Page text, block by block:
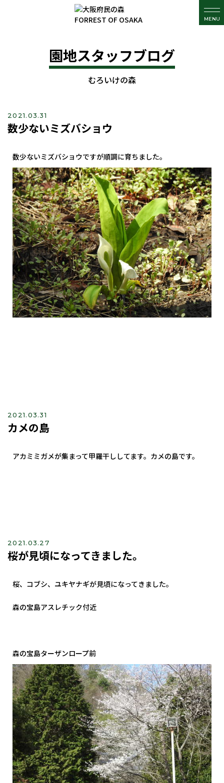
MENU
園地スタッフブログ
むろいけの森
2021.03.31
数少ないミズバショウ
数少ないミズバショウですが順調に育ちました。
2021.03.31
カメの島
アカミミガメが集まって甲羅干ししてます。カメの島です。
2021.03.27
桜が見頃になってきました。
桜、コブシ、ユキヤナギが見頃になってきました。
森の宝島アスレチック付近
森の宝島ターザンロープ前